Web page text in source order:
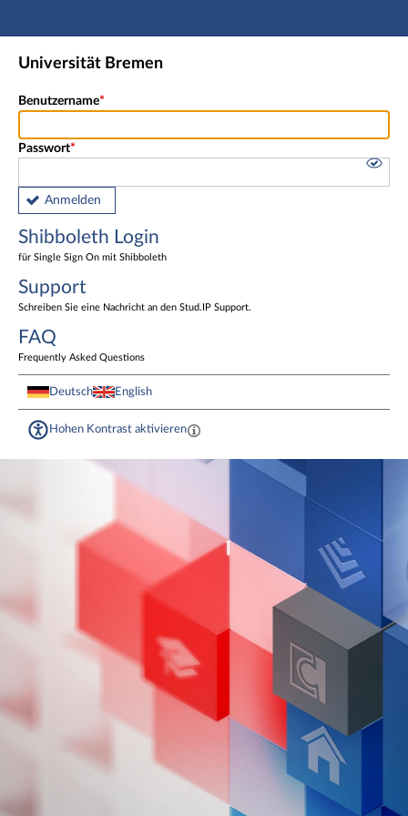
Hauptnavigation
Shibboleth Login
Universität Bremen
Benutzername
Passwort
Anmelden
Shibboleth Login
für Single Sign On mit Shibboleth
Support
Schreiben Sie eine Nachricht an den Stud.IP Support.
FAQ
Frequently Asked Questions
Deutsch English
Hohen Kontrast aktivieren